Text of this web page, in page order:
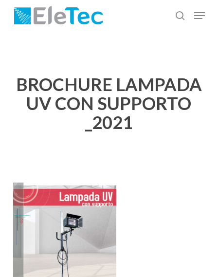
Salta
cerca
Menu
BROCHURE LAMPADA
UV CON SUPPORTO
_2021